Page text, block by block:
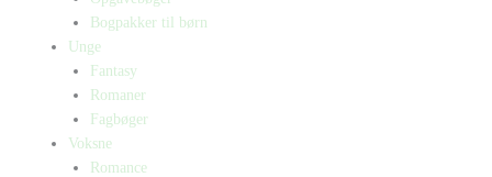
Bogpakker til børn
Unge
Fantasy
Romaner
Fagbøger
Voksne
Romance